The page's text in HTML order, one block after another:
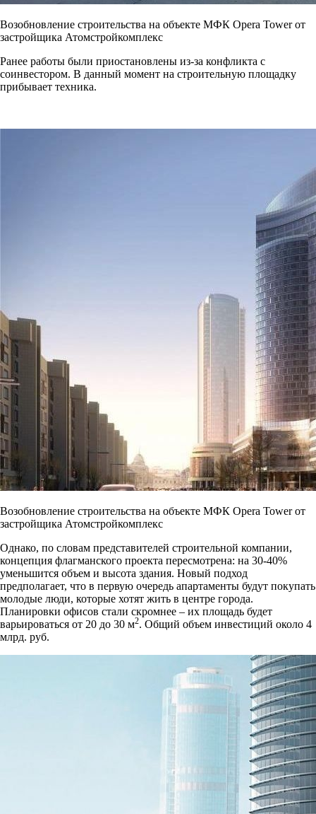
Возобновление строительства на объекте МФК Opera Tower от
застройщика Атомстройкомплекс
Ранее работы были приостановлены из-за конфликта с
соинвестором. В данный момент на строительную площадку
прибывает техника.
Возобновление строительства на объекте МФК Opera Tower от
застройщика Атомстройкомплекс
Однако, по словам представителей строительной компании,
концепция флагманского проекта пересмотрена: на 30-40%
уменьшится объем и высота здания. Новый подход
предполагает, что в первую очередь апартаменты будут покупать
молодые люди, которые хотят жить в центре города.
Планировки офисов стали скромнее – их площадь будет
варьироваться от 20 до 30 м2. Общий объем инвестиций около 4
млрд. руб.